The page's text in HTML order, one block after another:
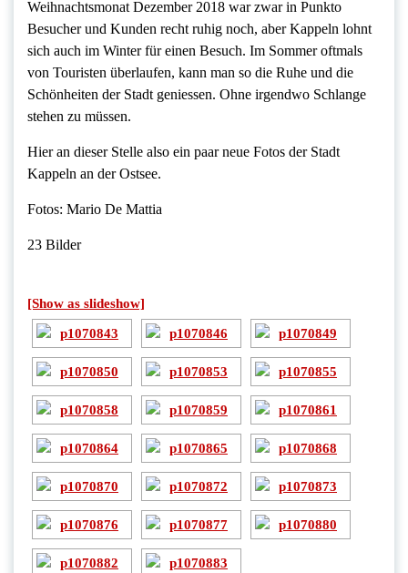
Weihnachtsmonat Dezember 2018 war zwar in Punkto
Besucher und Kunden recht ruhig noch, aber Kappeln lohnt
sich auch im Winter für einen Besuch. Im Sommer oftmals
von Touristen überlaufen, kann man so die Ruhe und die
Schönheiten der Stadt geniessen. Ohne irgendwo Schlange
stehen zu müssen.
Hier an dieser Stelle also ein paar neue Fotos der Stadt
Kappeln an der Ostsee.
Fotos: Mario De Mattia
23 Bilder
[Show as slideshow]